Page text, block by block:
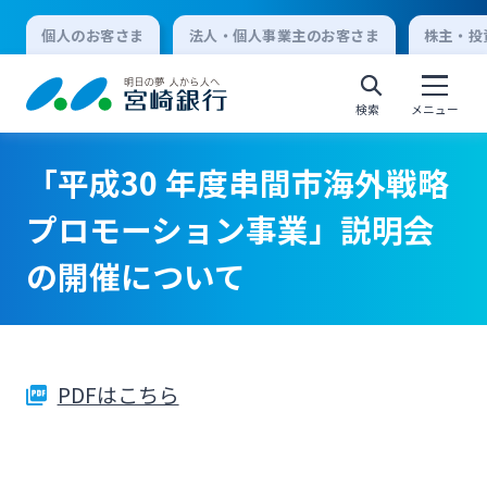
個人のお客さま 法人・個人事業主のお客さま 株主・
検索 メニュー
個人向けインターネットバンキング
ログオン
「平成30 年度串間市海外戦略
プロモーション事業」説明会
の開催について
PDFはこちら